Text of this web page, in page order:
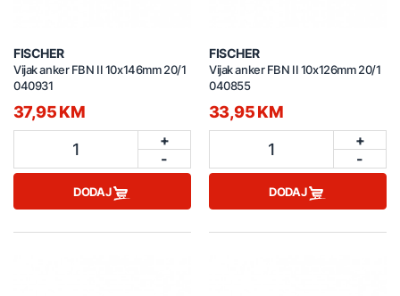
FISCHER
Vijak anker FBN II 10x146mm 20/1
040931
37,95 KM
1
+
-
DODAJ
FISCHER
Vijak anker FBN II 10x126mm 20/1
040855
33,95 KM
1
+
-
DODAJ